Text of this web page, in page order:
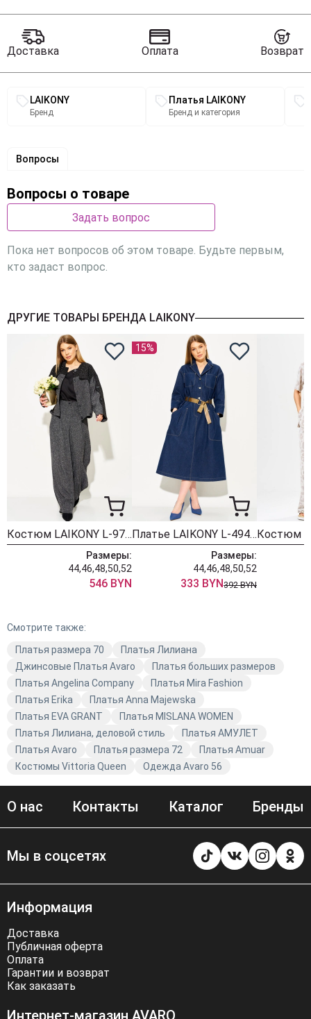
Платье выполнено из натуральной ткани, ткань не
тянется. Декор может отличаться от представленного
на фотографии. В комплекте съемный пояс из
основной ткани. Позволяет акцентировать талию,
добавляя вашему силуэту женственности.
манжетой 36 см.
Это платье — идеальный выбор для любого случая:
наряде!
Доставка Оплата Возврат
Связанные разделы каталога
LAIKONY
Бренд
Платья LAIKONY
Бренд и категория
Вопросы
Вопросы о товаре
Задать вопрос
Пока нет вопросов об этом товаре. Будьте первым,
кто задаст вопрос.
ДРУГИЕ ТОВАРЫ БРЕНДА LAIKONY
Костюм LAIKONY L-974 графит
Размеры:
44,46,48,50,52
546 BYN
15%
Платье LAIKONY L-494 темно- синий
Размеры:
44,46,48,50,52
333 BYN392 BYN
Смотрите также:
Платья размера 70
Платья Лилиана
Джинсовые Платья Avaro
Платья больших размеров
Платья Angelina Company
Платья Mira Fashion
Платья Erika
Платья Anna Majewska
Платья EVA GRANT
Платья MISLANA WOMEN
Платья Лилиана, деловой стиль
Платья АМУЛЕТ
Платья Avaro
Платья размера 72
Платья Amuar
Костюмы Vittoria Queen
Одежда Avaro 56
О нас Контакты Каталог Бренды
Мы в соцсетях
Информация
Доставка
Публичная оферта
Оплата
Гарантии и возврат
Как заказать